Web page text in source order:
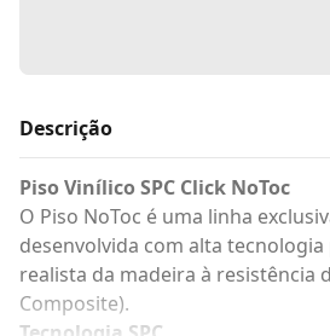
Descrição
Piso Vinílico SPC Click NoToc
O Piso NoToc é uma linha
desenvolvida com alta
realista da madeira à resistência
Composite).